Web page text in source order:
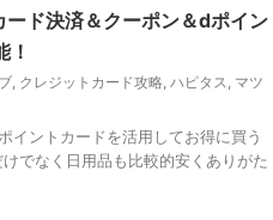
ード決済＆クーポン＆dポイン
！
, クレジットカード攻略, ハピタス, マツ
イントカードを活用してお得に買う
でなく日用品も比較的安くありがた